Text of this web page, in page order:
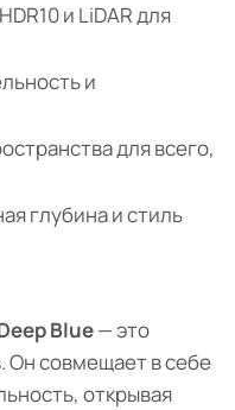
и LiDAR для
и
для всего,
глубина и стиль
Blue— это
Он совмещает в себе
открывая